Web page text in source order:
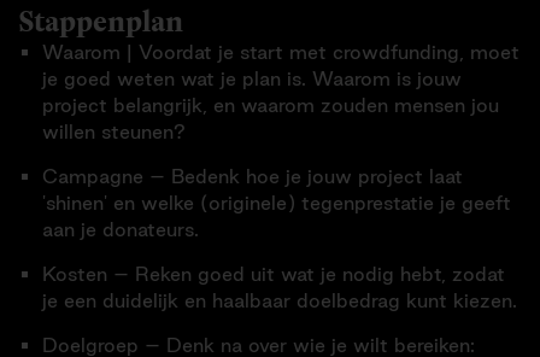
Stappenplan
Waarom | Voordat je start met crowdfunding, moet
je goed weten wat je plan is. Waarom is jouw
project belangrijk, en waarom zouden mensen jou
willen steunen?
Campagne – Bedenk hoe je jouw project laat
'shinen' en welke (originele) tegenprestatie je geeft
aan je donateurs.
Kosten – Reken goed uit wat je nodig hebt, zodat
je een duidelijk en haalbaar doelbedrag kunt kiezen.
Doelgroep – Denk na over wie je wilt bereiken: